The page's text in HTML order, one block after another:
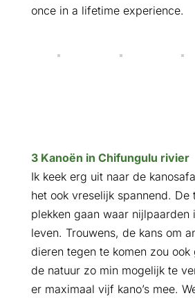
once in a lifetime experience.
3 Kanoën in Chifungulu rivier
Ik keek erg uit naar de
het ook vreselijk spannend. De
plekken gaan waar nijlpaarden
leven. Trouwens, de kans om
dieren tegen te komen zou ook
de natuur zo min mogelijk te
er maximaal vijf kano’s mee.